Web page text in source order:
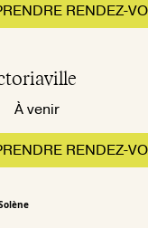
RENDEZ-
À venir
RENDEZ-